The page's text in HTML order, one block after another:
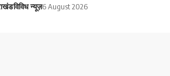
विविध न्यूज़6 August 2026